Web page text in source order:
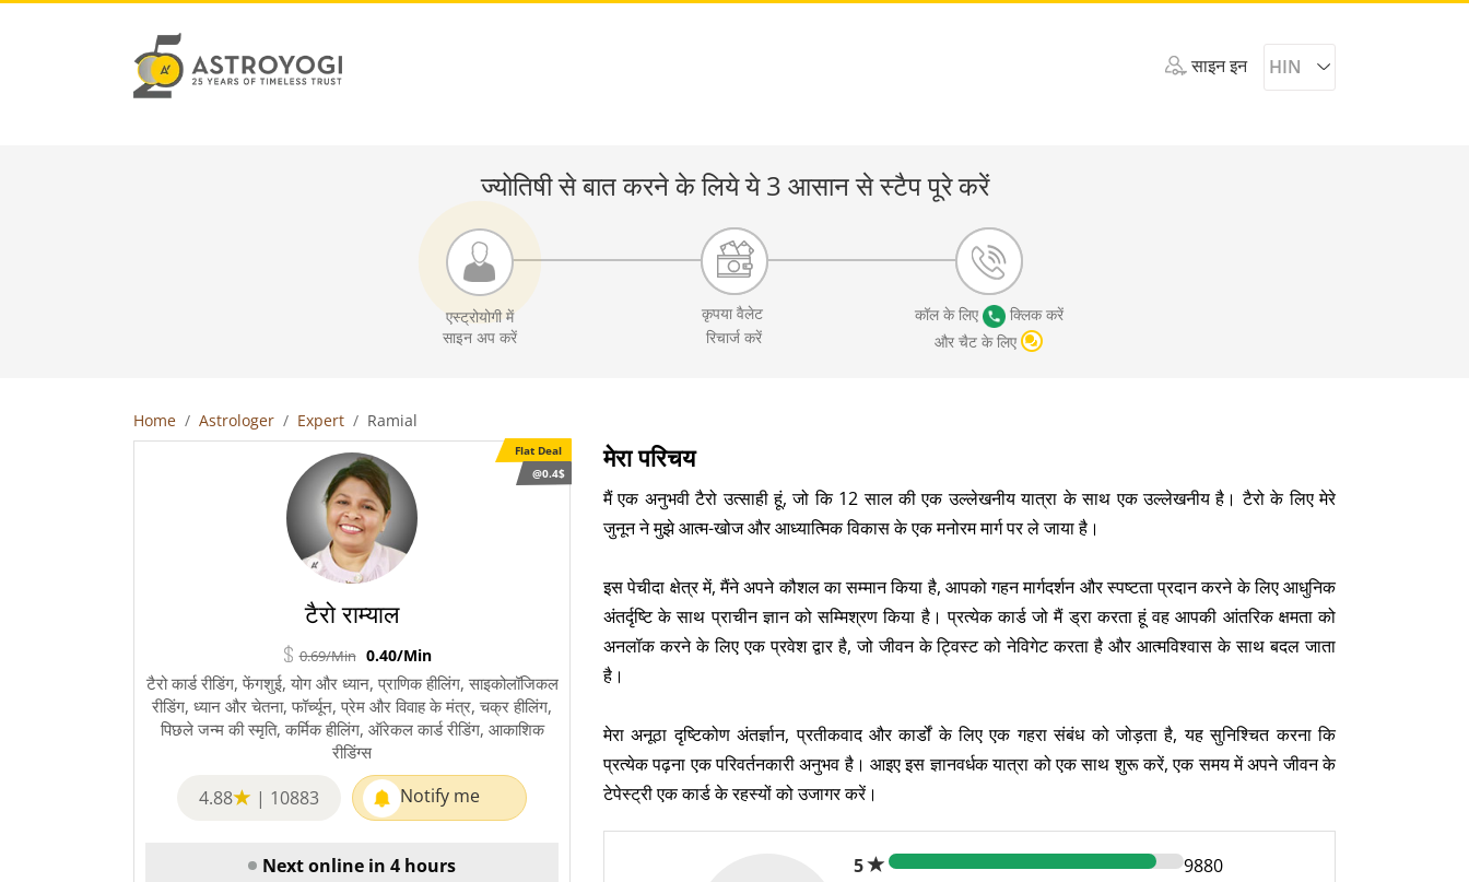
साइन इन HIN
ज्योतिषी से बात करने के लिये ये 3 आसान से स्टैप पूरे करें
एस्ट्रोयोगी में
साइन अप करें
कृपया वैलेट
रिचार्ज करें
कॉल के लिए
क्लिक करें
और चैट के लिए
Home Astrologer Expert Ramial
Flat Deal
@0.4$
टैरो राम्याल
0.69/Min 0.40/Min
टैरो कार्ड रीडिंग, फेंगशुई, योग और ध्यान, प्राणिक हीलिंग, साइकोलॉजिकल
रीडिंग, ध्यान और चेतना, फॉर्च्यून, प्रेम और विवाह के मंत्र, चक्र हीलिंग,
पिछले जन्म की स्मृति, कर्मिक हीलिंग, ऑरेकल कार्ड रीडिंग, आकाशिक
रीडिंग्स
4.88 | 10883 Notify me
Next online in 4 hours
मेरा परिचय
मैं एक अनुभवी टैरो उत्साही हूं, जो कि 12 साल की एक उल्लेखनीय यात्रा के साथ एक उल्लेखनीय है। टैरो के लिए मेरे
जुनून ने मुझे आत्म-खोज और आध्यात्मिक विकास के एक मनोरम मार्ग पर ले जाया है।
इस पेचीदा क्षेत्र में, मैंने अपने कौशल का सम्मान किया है, आपको गहन मार्गदर्शन और स्पष्टता प्रदान करने के लिए आधुनिक
अंतर्दृष्टि के साथ प्राचीन ज्ञान को सम्मिश्रण किया है। प्रत्येक कार्ड जो मैं ड्रा करता हूं वह आपकी आंतरिक क्षमता को
अनलॉक करने के लिए एक प्रवेश द्वार है, जो जीवन के ट्विस्ट को नेविगेट करता है और आत्मविश्वास के साथ बदल जाता
है।
मेरा अनूठा दृष्टिकोण अंतर्ज्ञान, प्रतीकवाद और कार्डों के लिए एक गहरा संबंध को जोड़ता है, यह सुनिश्चित करना कि
प्रत्येक पढ़ना एक परिवर्तनकारी अनुभव है। आइए इस ज्ञानवर्धक यात्रा को एक साथ शुरू करें, एक समय में अपने जीवन के
टेपेस्ट्री एक कार्ड के रहस्यों को उजागर करें।
5
9880